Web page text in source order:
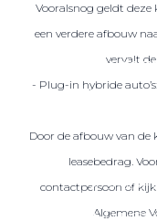
Over
Over
Shuttel
Vooralsnog geldt deze
een verdere afbouw
vervalt
- Plug-in hybride
Door de afbouw van
leasebedrag.
contactpersoon of
Algemene